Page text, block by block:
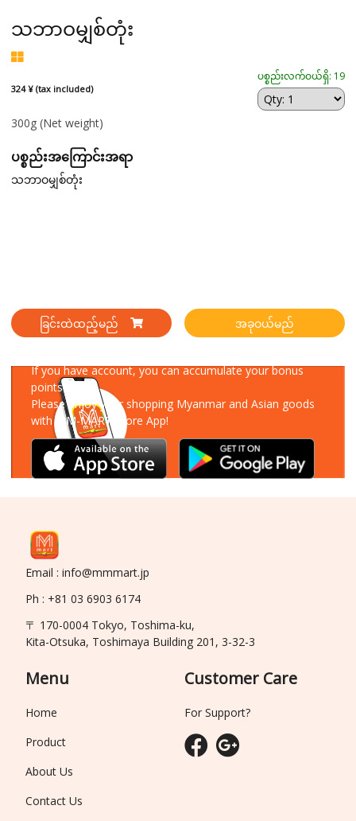
သဘာဝမျှစ်တုံး
324 ¥ (tax included)
ပစ္စည်းလက်ဝယ်ရှိ: 19
300g (Net weight)
ပစ္စည်းအကြောင်းအရာ
သဘာဝမျှစ်တုံး
ခြင်းထဲထည့်မည် အခုဝယ်မည်
If you have account, you can accumulate your bonus
points!
Please enjoy your shopping Myanmar and Asian goods
with MM-MART Store App!
Email : info@mmmart.jp
Ph : +81 03 6903 6174
〒 170-0004 Tokyo, Toshima-ku,
Kita-Otsuka, Toshimaya Building 201, 3-32-3
Menu
Home
Product
About Us
Contact Us
Customer Care
For Support?